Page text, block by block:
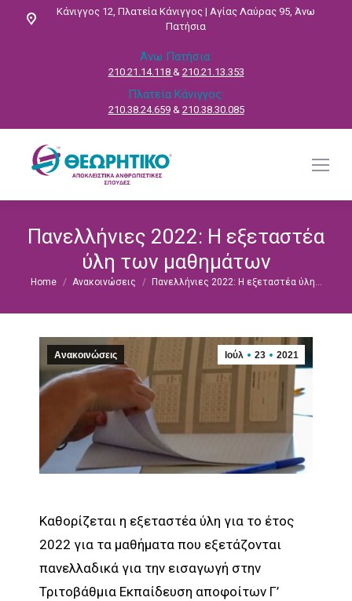
Κάνιγγος 12, Πλατεία Κάνιγγος | Αγίας Λαύρας 95, Άνω
Πατήσια
Άνω Πατήσια:
210.21.14.118 & 210.21.13.353
Πλατεία Κάνιγγος:
210.38.24.659& 210.38.30.085
Πανελλήνιες 2022: Η εξεταστέα
ύλη των μαθημάτων
You are here:
Home Ανακοινώσεις Πανελλήνιες 2022: Η εξεταστέα ύλη…
Ιούλ 23 2021
Ανακοινώσεις
Καθορίζεται η εξεταστέα ύλη για το έτος
2022 για τα μαθήματα που εξετάζονται
πανελλαδικά για την εισαγωγή στην
Τριτοβάθμια Εκπαίδευση αποφοίτων Γ’